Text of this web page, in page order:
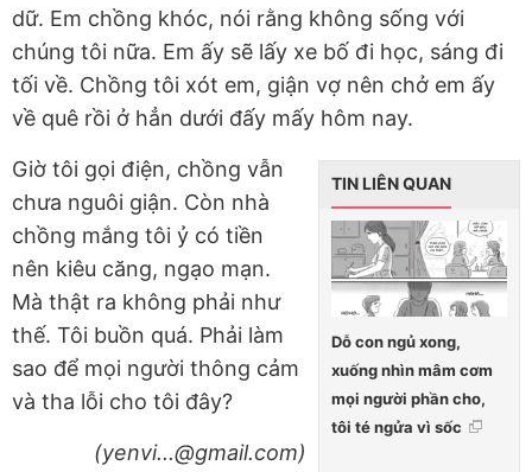
dữ. Em chồng khóc, nói rằng không sống với
chúng tôi nữa. Em ấy sẽ lấy xe bố đi học, sáng đi
tối về. Chồng tôi xót em, giận vợ nên chở em ấy
về quê rồi ở hẳn dưới đấy mấy hôm nay.
TIN LIÊN QUAN
Dỗ con ngủ xong,
xuống nhìn mâm cơm
mọi người phần cho,
tôi té ngửa vì sốc
Giờ tôi gọi điện, chồng vẫn
chưa nguôi giận. Còn nhà
chồng mắng tôi ỷ có tiền
nên kiêu căng, ngạo mạn.
Mà thật ra không phải như
thế. Tôi buồn quá. Phải làm
sao để mọi người thông cảm
và tha lỗi cho tôi đây?
(yenvi...@gmail.com)